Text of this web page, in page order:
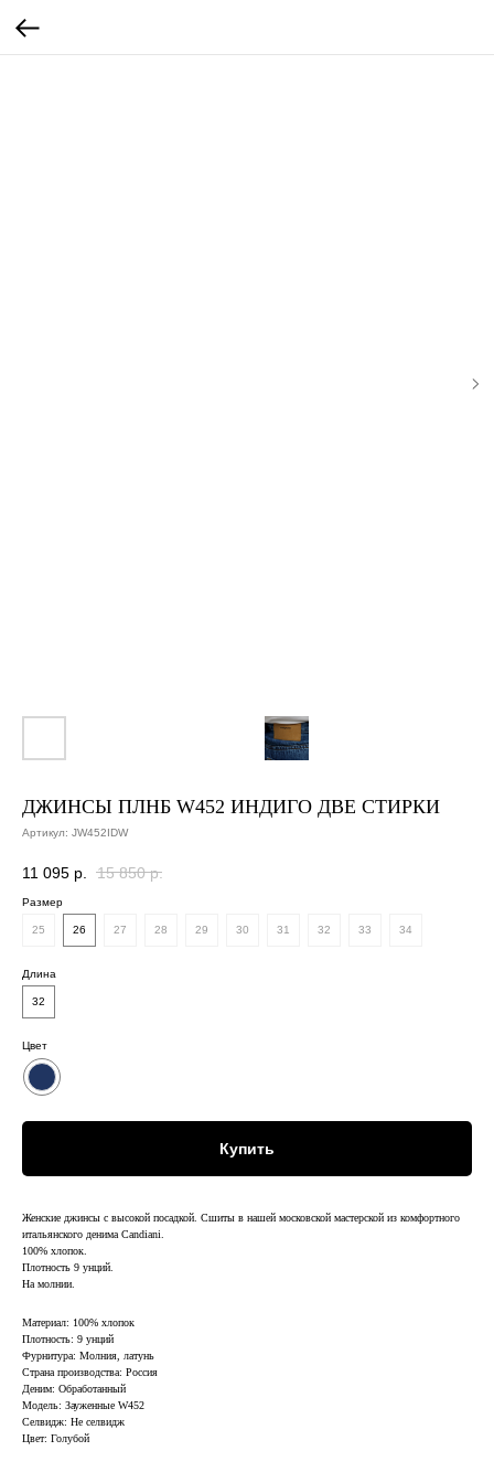
ДЖИНСЫ ПЛНБ W452 ИНДИГО ДВЕ СТИРКИ
Артикул: JW452IDW
11 095 р. 15 850 р.
Размер
25 26 27 28 29 30 31 32 33 34
Длина
32
Цвет
Купить
Женские джинсы с высокой посадкой. Сшиты в нашей московской мастерской из комфортного
итальянского денима Candiani.
100% хлопок.
Плотность 9 унций.
На молнии.
Материал: 100% хлопок
Плотность: 9 унций
Фурнитура: Молния, латунь
Страна производства: Россия
Деним: Обработанный
Модель: Зауженные W452
Селвидж: Не селвидж
Цвет: Голубой